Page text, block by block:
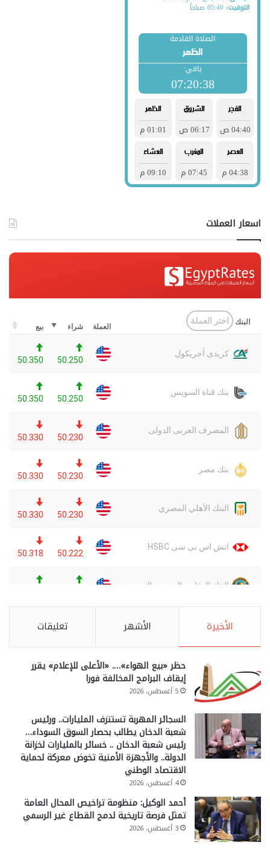
اسعار العملات
الأخيرة الأشهر تعليقات
حظر «بيع الهواء»…. «الأعلى للإعلام» يقرر
إيقاف البرامج المخالفة فورا
5 أغسطس، 2026
السجائر المهربة تستنزف المليارات.. ورئيس
شعبة الدخان يطالب بحصار السوق السوداء…
رئيس شعبة الدخان .. خسائر بالمليارات لخزانة
الدولة.. والأجهزة الأمنية تخوض معركة لحماية
الاقتصاد الوطني
4 أغسطس، 2026
أحمد الوكيل: منظومة تراخيص المحال العامة
تمثل فرصة تاريخية لدمج القطاع غير الرسمي
3 أغسطس، 2026